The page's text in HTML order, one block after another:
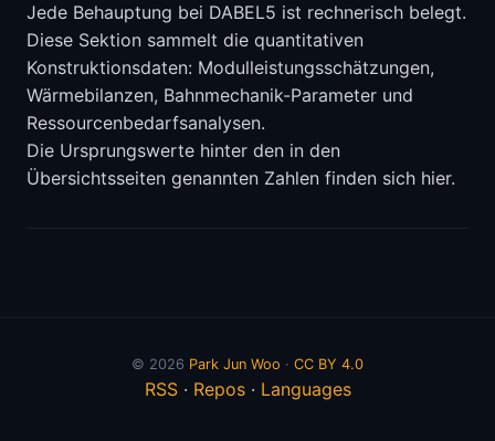
Jede Behauptung bei DABEL5 ist rechnerisch belegt.
Diese Sektion sammelt die quantitativen
Konstruktionsdaten: Modulleistungsschätzungen,
Wärmebilanzen, Bahnmechanik-Parameter und
Ressourcenbedarfsanalysen.
Die Ursprungswerte hinter den in den
Übersichtsseiten genannten Zahlen finden sich hier.
© 2026 Park Jun Woo · CC BY 4.0
RSS· Repos· Languages